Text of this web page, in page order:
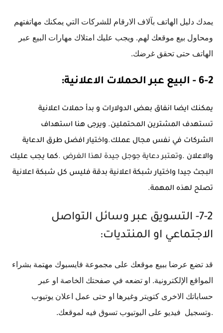
يمدك دليل الهاتف بآلاف الارقام للشركات التي يمكنك مهاتفتهم
ومحاول بيع موقعك لهم. ويجب عليك امتلاك مهارات البيع عبر
الهاتف حتى تحقق غرضك.
6-2 - البيع عبر الحملات الاعلانية:
يمكنك ايضا انفاق بعض الدولارات و بدأ حملات اعلانية
تستهدف المشترين المحتملين. ويرجى هنا استهداف
الشركات في نفس مجال عملك.واختيار افضل طرق الدعاية
والاعلان .وتعتبر دعاية جوجل جيدة لهذا الغرض .كما يجب عليك
البجث جيدا واختيار شبكة اعلانية بدقة فليس كل شبكة اعلانية
تصلح لهذه المهمة.
7-2- التسويق عبر وسائل التواصل
الاجتماعي او المنتديات:
قد تضع عرضا ببيع موقعك على مجموعة فايسبوك مهتمة بشراء
المواقع الإلكترونية. او تضعه في صفحتك الخاصة او عبر
حساباتك الاخرى كتويتر وغيرها او حتى عمل اعلان يوتيوب
.وتسجيل فيديو على اليوتيوب تسوق فيه لموقعك.